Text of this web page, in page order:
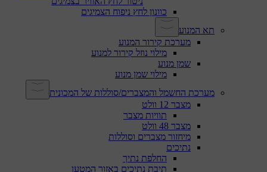
כוונון לחץ ניפוח הצמיגים
תא המנוע
מערכת קירור המנוע
מילוי נוזל קירור למנוע
שמן מנוע
מילוי שמן מנוע
מערכת החשמל והמצברים/סוללות של המכונית
מצבר 12 וולט
תוויות מצבר
מצבר 48 וולט
מיחזור מצברים וסוללות
נתיכים
החלפת נתיך
תיבת נתיכים באזור המטען